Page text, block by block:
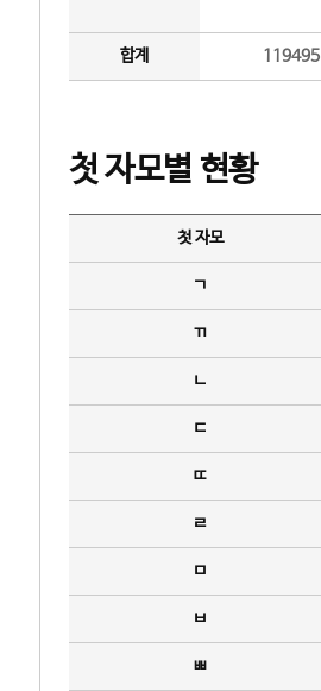
합계
첫 자모별 현황
첫 자모
ㄱ
ㄲ
ㄴ
ㄷ
ㄸ
ㄹ
ㅁ
ㅂ
ㅃ